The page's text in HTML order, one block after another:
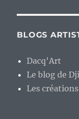
BLOGS
Dacq'Art
Le blog de
Les